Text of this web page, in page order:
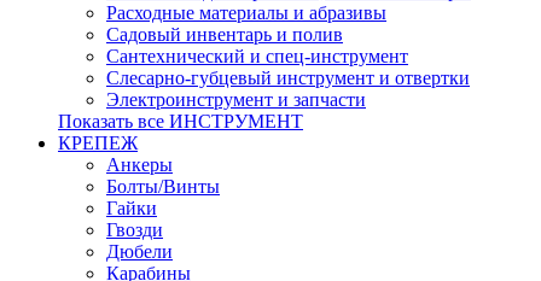
Расходные материалы и абразивы
Садовый инвентарь и полив
Сантехнический и спец-инструмент
Слесарно-губцевый инструмент и отвертки
Электроинструмент и запчасти
Показать все ИНСТРУМЕНТ
КРЕПЕЖ
Анкеры
Болты/Винты
Гайки
Гвозди
Дюбели
Карабины